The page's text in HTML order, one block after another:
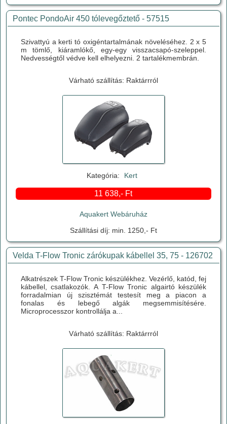
Pontec PondoAir 450 tólevegőztető - 57515
Szivattyú a kerti tó oxigéntartalmának növeléséhez. 2 x 5
m tömlő, kiáramlókő, egy-egy visszacsapó-szeleppel.
Nedvességtől védve kell elhelyezni. 2 tartalékmembrán.
Várható szállítás: Raktárrról
Kategória: Kert
11 638,- Ft
Aquakert Webáruház
Szállítási díj: min. 1250,- Ft
Velda T-Flow Tronic zárókupak kábellel 35, 75 - 126702
Alkatrészek T-Flow Tronic készülékhez. Vezérlő, katód, fej
kábellel, csatlakozók. A T-Flow Tronic algairtó készülék
forradalmian új szisztémát testesít meg a piacon a
fonalas és lebegő algák megsemmisítésére.
Microprocesszor kontrollálja a...
Várható szállítás: Raktárrról